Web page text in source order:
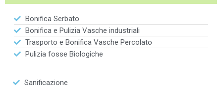
Bonifica Serbato
Bonifica e Pulizia Vasche industriali
Trasporto e Bonifica Vasche Percolato
Pulizia fosse Biologiche
Sanificazione